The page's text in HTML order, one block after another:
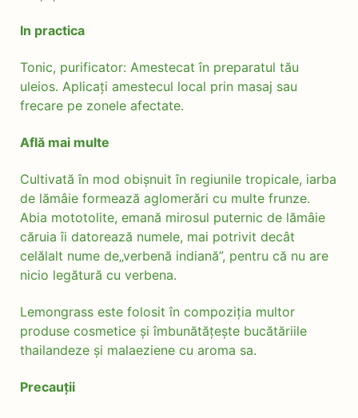
In practica
Tonic, purificator: Amestecat în preparatul tău
uleios. Aplicați amestecul local prin masaj sau
frecare pe zonele afectate.
Află mai multe
Cultivată în mod obișnuit în regiunile tropicale, iarba
de lămâie formează aglomerări cu multe frunze.
Abia mototolite, emană mirosul puternic de lămâie
căruia îi datorează numele, mai potrivit decât
celălalt nume de„verbenă indiană”, pentru că nu are
nicio legătură cu verbena.
Lemongrass este folosit în compoziția multor
produse cosmetice și îmbunătățește bucătăriile
thailandeze și malaeziene cu aroma sa.
Precauții